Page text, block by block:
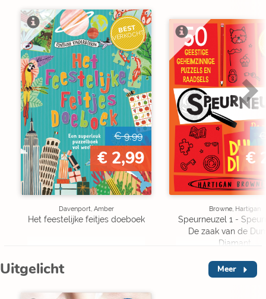
BEST
VERKOCHT
€ 9,99
€ 2,99
Davenport, Amber
Het feestelijke feitjes doeboek
€
Browne, Hartigan
Speurneuzel 1 -
De zaak van de
Diamant
Uitgelicht Meer